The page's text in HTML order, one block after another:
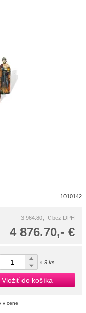
1010142
3 964.80,- € bez DPH
4 876.70,- €
× 9 ks
Vložiť do košíka
v cene